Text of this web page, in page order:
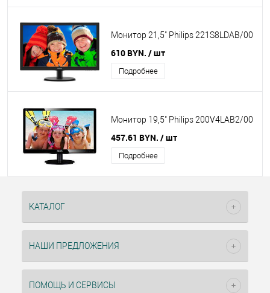
Монитор 21,5" Philips 221S8LDAB/00
610 BYN. / шт
Подробнее
Монитор 19,5" Philips 200V4LAB2/00
457.61 BYN. / шт
Подробнее
КАТАЛОГ
НАШИ ПРЕДЛОЖЕНИЯ
ПОМОЩЬ И СЕРВИСЫ